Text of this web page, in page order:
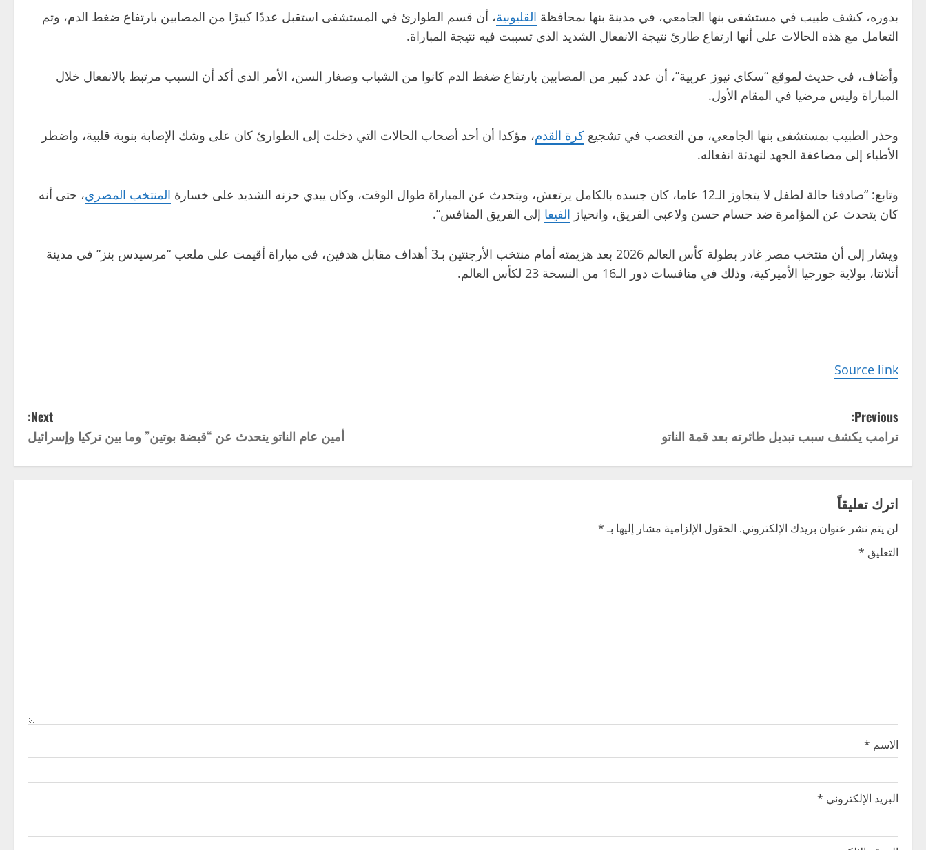
بدوره، كشف طبيب في مستشفى بنها الجامعي، في مدينة بنها بمحافظة القليوبية، أن قسم الطوارئ في المستشفى استقبل عددًا كبيرًا من المصابين بارتفاع ضغط الدم، وتم
التعامل مع هذه الحالات على أنها ارتفاع طارئ نتيجة الانفعال الشديد الذي تسببت فيه نتيجة المباراة.
وأضاف، في حديث لموقع “سكاي نيوز عربية”، أن عدد كبير من المصابين بارتفاع ضغط الدم كانوا من الشباب وصغار السن، الأمر الذي أكد أن السبب مرتبط بالانفعال خلال
المباراة وليس مرضيا في المقام الأول.
وحذر الطبيب بمستشفى بنها الجامعي، من التعصب في تشجيع كرة القدم، مؤكدا أن أحد أصحاب الحالات التي دخلت إلى الطوارئ كان على وشك الإصابة بنوبة قلبية، واضطر
الأطباء إلى مضاعفة الجهد لتهدئة انفعاله.
وتابع: “صادفنا حالة لطفل لا يتجاوز الـ12 عاما، كان جسده بالكامل يرتعش، ويتحدث عن المباراة طوال الوقت، وكان يبدي حزنه الشديد على خسارة المنتخب المصري، حتى أنه
كان يتحدث عن المؤامرة ضد حسام حسن ولاعبي الفريق، وانحياز الفيفا إلى الفريق المنافس”.
ويشار إلى أن منتخب مصر غادر بطولة كأس العالم 2026 بعد هزيمته أمام منتخب الأرجنتين بـ3 أهداف مقابل هدفين، في مباراة أقيمت على ملعب “مرسيدس بنز” في مدينة
أتلانتا، بولاية جورجيا الأميركية، وذلك في منافسات دور الـ16 من النسخة 23 لكأس العالم.
Source link
P
o
s
t
n
a
i
o
n
Previous:
ترامب يكشف سبب تبديل طائرته بعد قمة الناتو
Next:
أمين عام الناتو يتحدث عن “قبضة بوتين” وما بين تركيا وإسرائيل
اترك تعليقاً
لن يتم نشر عنوان بريدك الإلكتروني. الحقول الإلزامية مشار إليها بـ*
التعليق *
الاسم *
البريد الإلكتروني *